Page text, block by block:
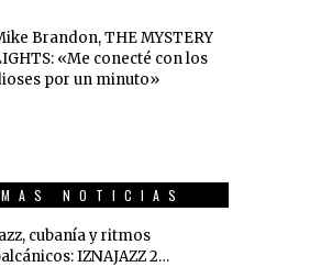
Brandon, THE MYSTERY
«Me conecté con los
por un minuto»
NOTICIAS
cubanía y ritmos
IZNAJAZZ 2…